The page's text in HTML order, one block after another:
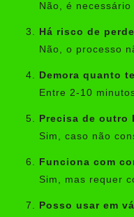
Não, é
Há risco de
Não, o processo
Demora quanto
Entre 2-10
Precisa de outro
Sim, caso não
Funciona com
Sim, mas requer
Posso usar em